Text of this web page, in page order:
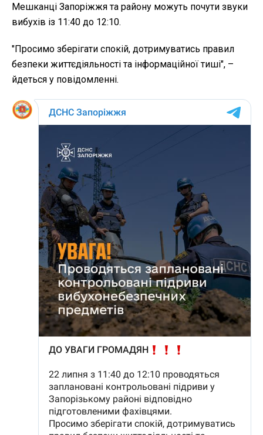
Мешканці Запоріжжя та району можуть почути звуки
вибухів із 11:40 до 12:10.
"Просимо зберігати спокій, дотримуватись правил
безпеки життєдіяльності та інформаційної тиші", –
йдеться у повідомленні.